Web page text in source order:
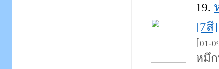
19.
[7สี]
[01-
หมึก